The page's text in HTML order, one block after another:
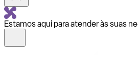
Estamos aqui para atender às suas